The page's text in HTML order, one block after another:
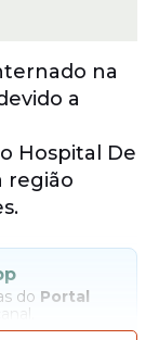
na
a
Hospital De
região
do Portal